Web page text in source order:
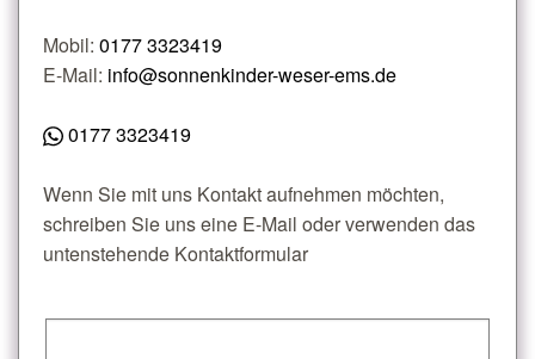
Mobil: 0177 3323419
E-Mail: info@sonnenkinder-weser-ems.de
0177 3323419
Wenn Sie mit uns Kontakt aufnehmen möchten,
schreiben Sie uns eine E-Mail oder verwenden das
untenstehende Kontaktformular